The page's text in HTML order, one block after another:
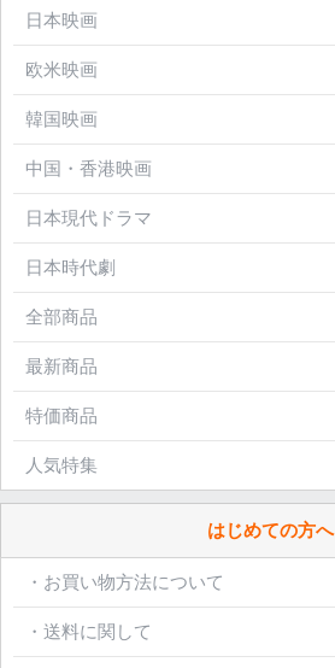
日本映画
欧米映画
韓国映画
中国・香港映画
日本現代ドラマ
日本時代劇
全部商品
最新商品
特価商品
人気特集
はじめての方へ
・お買い物方法について
・送料に関して